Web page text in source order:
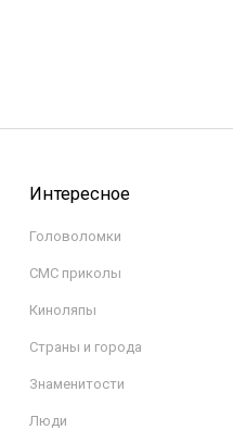
Интересное
Головоломки
СМС приколы
Киноляпы
Страны и города
Знаменитости
Люди